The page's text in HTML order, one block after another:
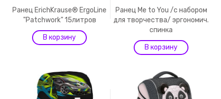
Ранец ErichKrause® ErgoLine
"Patchwork" 15литров
Ранец Me to You /с набором
для творчества/ эргономич.
спинка